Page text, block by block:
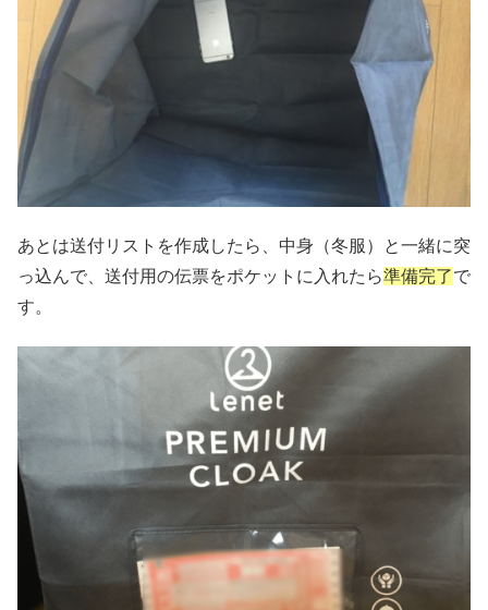
あとは送付リストを作成したら、中身（冬服）と一緒に突
っ込んで、送付用の伝票をポケットに入れたら準備完了で
す。